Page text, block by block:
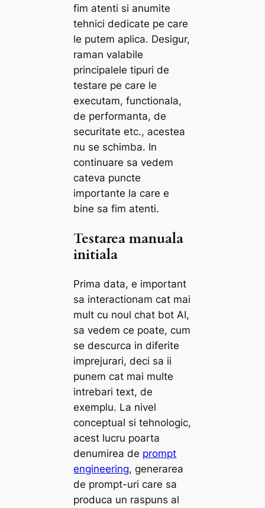
fim atenti si anumite
tehnici dedicate pe care
le putem aplica. Desigur,
raman valabile
principalele tipuri de
testare pe care le
executam, functionala,
de performanta, de
securitate etc., acestea
nu se schimba. In
continuare sa vedem
cateva puncte
importante la care e
bine sa fim atenti.
Testarea manuala
initiala
Prima data, e important
sa interactionam cat mai
mult cu noul chat bot AI,
sa vedem ce poate, cum
se descurca in diferite
imprejurari, deci sa ii
punem cat mai multe
intrebari text, de
exemplu. La nivel
conceptual si tehnologic,
acest lucru poarta
denumirea de prompt
engineering, generarea
de prompt-uri care sa
produca un raspuns al